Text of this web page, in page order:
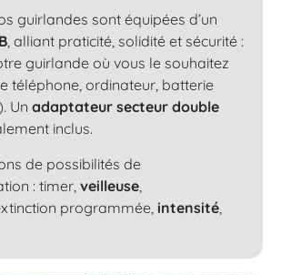
guirlandes sont équipées d’un
, alliant praticité, solidité et sécurité :
guirlande où vous le souhaitez
téléphone, ordinateur, batterie
Un adaptateur secteur double
inclus.
de possibilités de
: timer,veilleuse,
programmée, intensité,